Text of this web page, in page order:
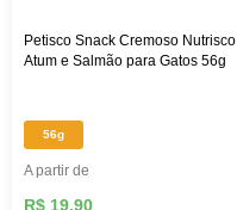
Petisco Snack Cremoso Nutrisco
Atum e Salmão para Gatos 56g
56g
A partir de
R$ 19,90